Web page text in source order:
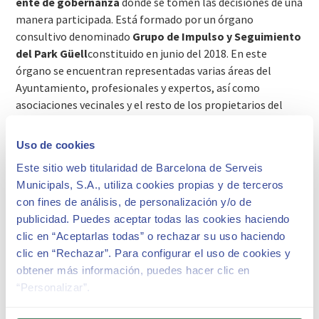
Uso de cookies
Este sitio web titularidad de Barcelona de Serveis
Municipals, S.A., utiliza cookies propias y de terceros
con fines de análisis, de personalización y/o de
publicidad. Puedes aceptar todas las cookies haciendo
clic en “Aceptarlas todas” o rechazar su uso haciendo
clic en “Rechazar”. Para configurar el uso de cookies y
obtener más información, puedes hacer clic en
“Personalizar”.
manera participada. Está formado por un órgano
consultivo denominado Grupo de Impulso y Seguimiento
del Park Güellconstituido en junio del 2018. En este
órgano se encuentran representadas varias áreas del
Ayuntamiento, profesionales y expertos, así como
asociaciones vecinales y el resto de los propietarios del
LA PROPUESTA ESTRATÉGICA
Medida de Gobierno Propuesta estratégica para el Park Güell
Propuesta estratégica del Park Güell 2017-2022
EL ENTE DE GESTIÓN DEL PARK GÜELL